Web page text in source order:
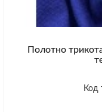
Полотно
Код